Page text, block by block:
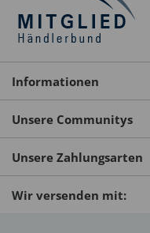
Informationen
Unsere Communitys
Unsere Zahlungsarten
Wir versenden mit: